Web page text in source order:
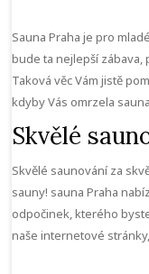
Sauna Praha je pro
bude ta nejlepší zábava,
Taková věc Vám jistě
kdyby Vás omrzela
Skvělé
Skvělé saunování za
sauny! sauna Praha
odpočinek, kterého
naše internetové